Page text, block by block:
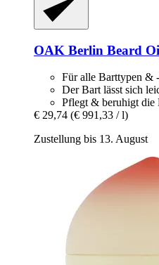
OAK Berlin Beard
Für alle Barttypen &
Der Bart lässt sich
Pflegt & beruhigt die
€ 29,74 (€ 991,33 / l)
Zustellung bis 13. August